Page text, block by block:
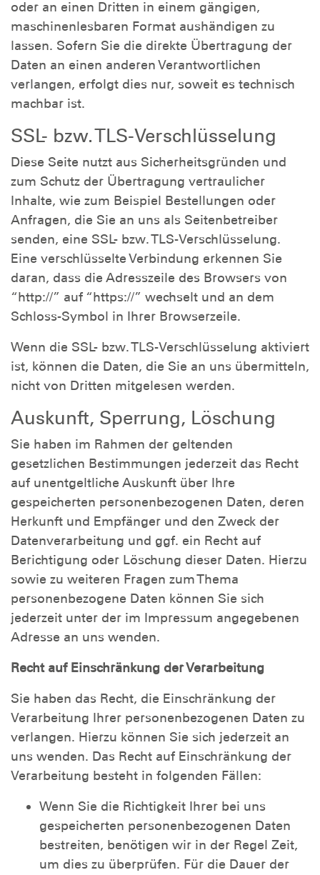
oder an einen Dritten in einem gängigen,
maschinenlesbaren Format aushändigen zu
lassen. Sofern Sie die direkte Übertragung der
Daten an einen anderen Verantwortlichen
verlangen, erfolgt dies nur, soweit es technisch
machbar ist.
SSL- bzw. TLS-Verschlüsselung
Diese Seite nutzt aus Sicherheitsgründen und
zum Schutz der Übertragung vertraulicher
Inhalte, wie zum Beispiel Bestellungen oder
Anfragen, die Sie an uns als Seitenbetreiber
senden, eine SSL- bzw. TLS-Verschlüsselung.
Eine verschlüsselte Verbindung erkennen Sie
daran, dass die Adresszeile des Browsers von
“http://” auf “https://” wechselt und an dem
Schloss-Symbol in Ihrer Browserzeile.
Wenn die SSL- bzw. TLS-Verschlüsselung aktiviert
ist, können die Daten, die Sie an uns übermitteln,
nicht von Dritten mitgelesen werden.
Auskunft, Sperrung, Löschung
Sie haben im Rahmen der geltenden
gesetzlichen Bestimmungen jederzeit das Recht
auf unentgeltliche Auskunft über Ihre
gespeicherten personenbezogenen Daten, deren
Herkunft und Empfänger und den Zweck der
Datenverarbeitung und ggf. ein Recht auf
Berichtigung oder Löschung dieser Daten. Hierzu
sowie zu weiteren Fragen zum Thema
personenbezogene Daten können Sie sich
jederzeit unter der im Impressum angegebenen
Adresse an uns wenden.
Recht auf Einschränkung der Verarbeitung
Sie haben das Recht, die Einschränkung der
Verarbeitung Ihrer personenbezogenen Daten zu
verlangen. Hierzu können Sie sich jederzeit an
uns wenden. Das Recht auf Einschränkung der
Verarbeitung besteht in folgenden Fällen:
Wenn Sie die Richtigkeit Ihrer bei uns
gespeicherten personenbezogenen Daten
bestreiten, benötigen wir in der Regel Zeit,
um dies zu überprüfen. Für die Dauer der